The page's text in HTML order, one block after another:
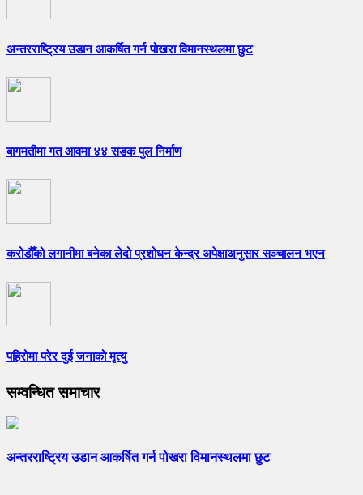
अन्तरराष्ट्रिय उडान आकर्षित गर्न पोखरा विमानस्थलमा छुट
बागमतीमा गत आवमा ४४ सडक पुल निर्माण
करोडौँको लगानीमा बनेका लेदो प्रशोधन केन्द्र अपेक्षाअनुसार सञ्चालन भएन
पहिरोमा परेर दुई जनाको मृत्यु
सम्वन्धित समाचार
अन्तरराष्ट्रिय उडान आकर्षित गर्न पोखरा विमानस्थलमा छुट